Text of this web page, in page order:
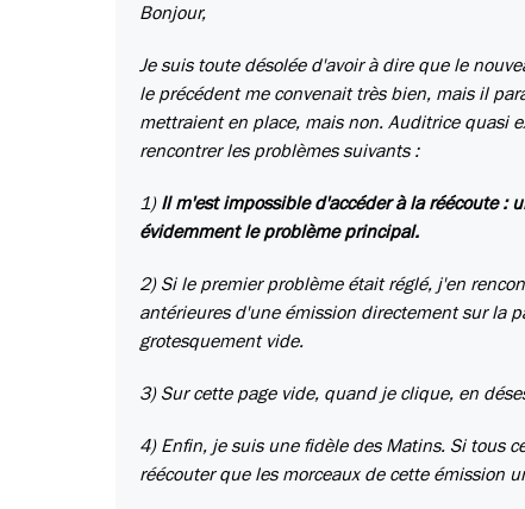
Bonjour,
Je suis toute désolée d'avoir à dire que le
le précédent me convenait très bien, mais il
mettraient en place, mais non. Auditrice quasi
rencontrer les problèmes suivants :
1)Il m'est impossible d'accéder à la réécoute :
évidemment le problème principal.
2) Si le premier problème était réglé, j'en
antérieures d'une émission directement sur la
grotesquement vide.
3) Sur cette page vide, quand je clique, en
4) Enfin, je suis une fidèle des Matins. Si tous
réécouter que les morceaux de cette émission